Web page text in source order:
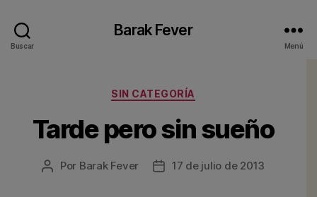
Buscar
Barak Fever
Menú
Categorías
SIN CATEGORÍA
Tarde pero sin sueño
Autor
Por Barak Fever
Fecha17 de julio de 2013